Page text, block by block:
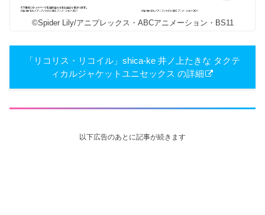
©Spider Lily/アニプレックス・ABCアニメーション・BS11
「リコリス・リコイル」shica-ke 井ノ上たきな タクテ
ィカルジャケットユニセックス の詳細
以下広告のあとに記事が続きます